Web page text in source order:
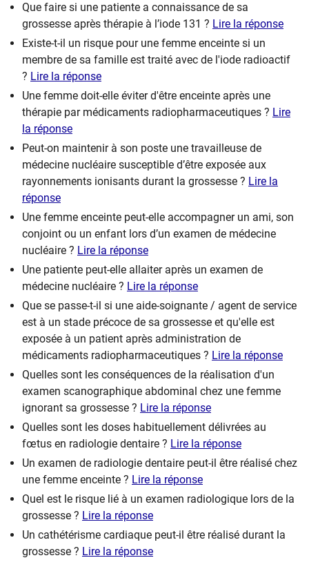
Que faire si une patiente a connaissance de sa
grossesse après thérapie à l’iode 131 ? Lire la réponse
Existe-t-il un risque pour une femme enceinte si un
membre de sa famille est traité avec de l'iode radioactif
? Lire la réponse
Une femme doit-elle éviter d'être enceinte après une
thérapie par médicaments radiopharmaceutiques ? Lire
la réponse
Peut-on maintenir à son poste une travailleuse de
médecine nucléaire susceptible d’être exposée aux
rayonnements ionisants durant la grossesse ? Lire la
réponse
Une femme enceinte peut-elle accompagner un ami, son
conjoint ou un enfant lors d’un examen de médecine
nucléaire ? Lire la réponse
Une patiente peut-elle allaiter après un examen de
médecine nucléaire ? Lire la réponse
Que se passe-t-il si une aide-soignante / agent de service
est à un stade précoce de sa grossesse et qu'elle est
exposée à un patient après administration de
médicaments radiopharmaceutiques ? Lire la réponse
Quelles sont les conséquences de la réalisation d'un
examen scanographique abdominal chez une femme
ignorant sa grossesse ? Lire la réponse
Quelles sont les doses habituellement délivrées au
fœtus en radiologie dentaire ? Lire la réponse
Un examen de radiologie dentaire peut-il être réalisé chez
une femme enceinte ? Lire la réponse
Quel est le risque lié à un examen radiologique lors de la
grossesse ? Lire la réponse
Un cathétérisme cardiaque peut-il être réalisé durant la
grossesse ? Lire la réponse